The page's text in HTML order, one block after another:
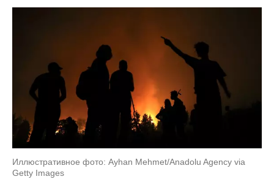
Иллюстративное фото: Ayhan Mehmet/Anadolu Agency via
Getty Images